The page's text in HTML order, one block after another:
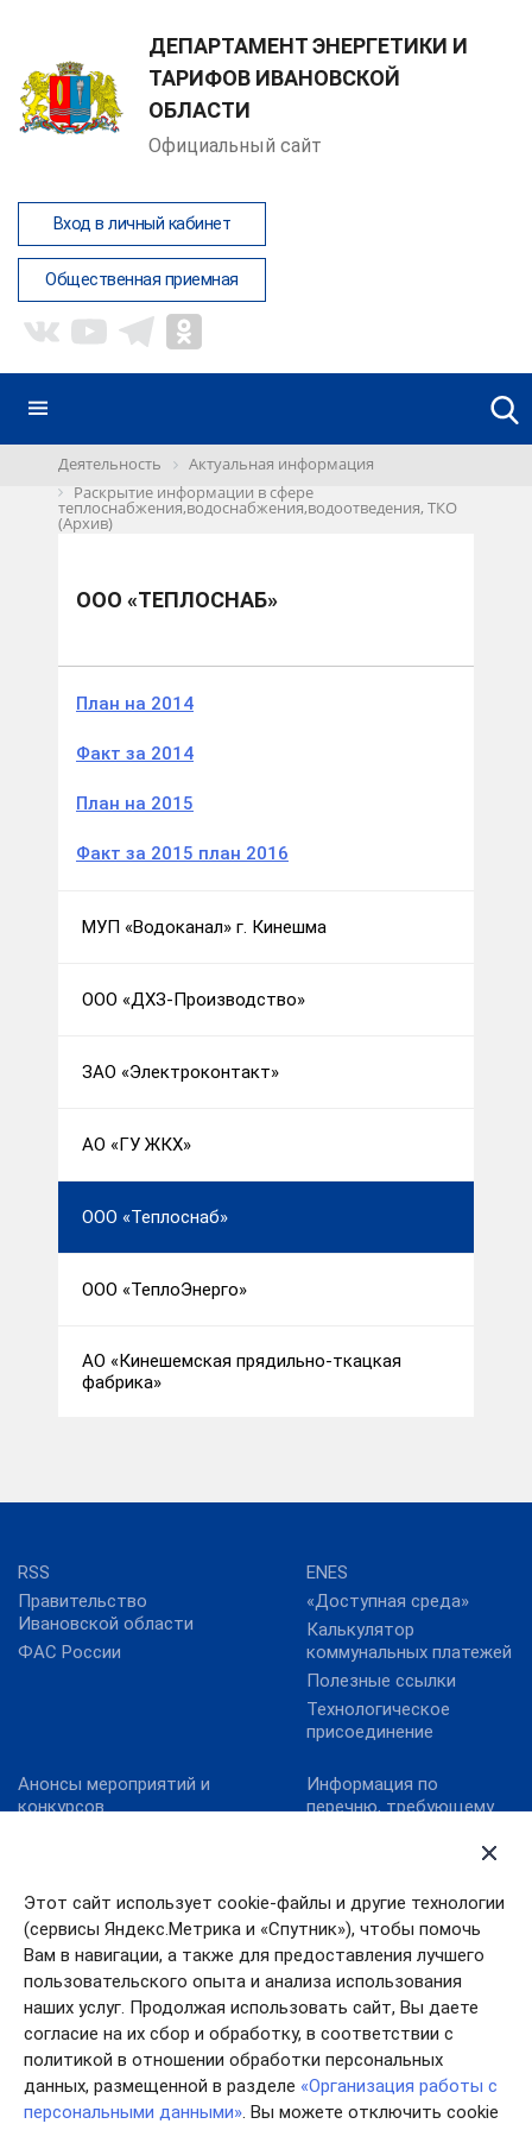
ДЕПАРТАМЕНТ ЭНЕРГЕТИКИ И
ТАРИФОВ ИВАНОВСКОЙ
ОБЛАСТИ
Официальный сайт
Вход в личный кабинет
Общественная приемная
Этот сайт использует cookie-файлы и другие технологии
(сервисы Яндекс.Метрика и «Спутник»), чтобы помочь
Вам в навигации, а также для предоставления лучшего
пользовательского опыта и анализа использования
наших услуг. Продолжая использовать сайт, Вы даете
согласие на их сбор и обработку, в соответствии с
политикой в отношении обработки персональных
данных, размещенной в разделе «Организация работы с
персональными данными». Вы можете отключить cookie
Деятельность
Актуальная информация
Раскрытие информации в сфере
теплоснабжения,водоснабжения,водоотведения, ТКО
(Архив)
ООО «ТЕПЛОСНАБ»
План на 2014
Факт за 2014
План на 2015
Факт за 2015 план 2016
МУП «Водоканал» г. Кинешма
ООО «ДХЗ-Производство»
ЗАО «Электроконтакт»
АО «ГУ ЖКХ»
ООО «Теплоснаб»
ООО «ТеплоЭнерго»
АО «Кинешемская прядильно-ткацкая
фабрика»
RSS
Правительство
Ивановской области
ФАС России
ENES
«Доступная среда»
Калькулятор
коммунальных платежей
Полезные ссылки
Технологическое
присоединение
Анонсы мероприятий и
конкурсов
энергосбережения и
повышения
энергоэффективности.
Новости
Информация по
перечню, требующему
Ивановской области от
13.10.2011№ 316-п
Конкурс «МедиаТЭК»